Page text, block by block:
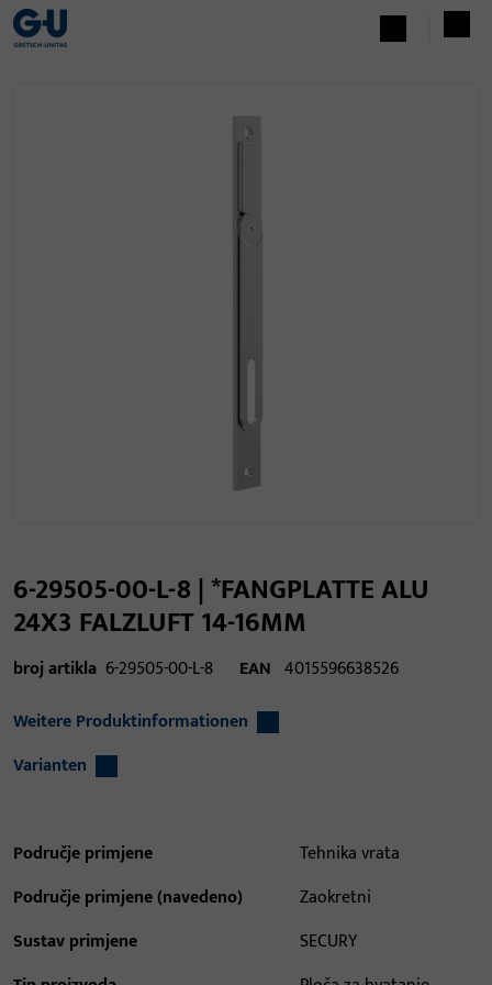
6-29505-00-L-8 | *FANGPLATTE ALU
24X3 FALZLUFT 14-16MM
broj artikla 6-29505-00-L-8 EAN 4015596638526
Weitere Produktinformationen
Varianten
Područje primjene
Tehnika vrata
Područje primjene (navedeno)
Zaokretni
Sustav primjene
SECURY